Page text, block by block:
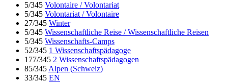
5/345 Volontaire / Volontariat
5/345 Volontariat / Volontaire
27/345 Winter
5/345 Wissenschaftliche Reise / Wissenschaftliche Reisen
5/345 Wissenschafts-Camps
52/345 1 Wissenschaftspädagoge
177/345 2 Wissenschaftspädagogen
85/345 Alpen (Schweiz)
33/345 EN